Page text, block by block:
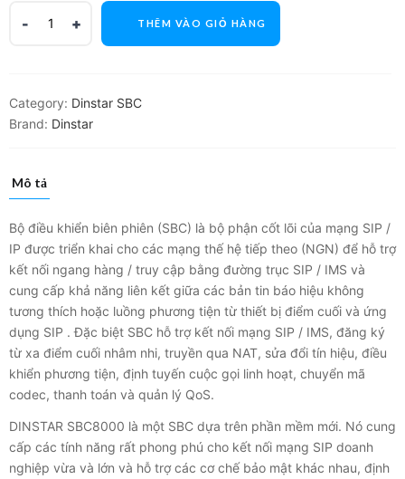
THÊM VÀO GIỎ HÀNG
Category: Dinstar SBC
Brand: Dinstar
Mô tả
Bộ điều khiển biên phiên (SBC) là bộ phận cốt lõi của mạng SIP /
IP được triển khai cho các mạng thế hệ tiếp theo (NGN) để hỗ trợ
kết nối ngang hàng / truy cập bằng đường trục SIP / IMS và
cung cấp khả năng liên kết giữa các bản tin báo hiệu không
tương thích hoặc luồng phương tiện từ thiết bị điểm cuối và ứng
dụng SIP . Đặc biệt SBC hỗ trợ kết nối mạng SIP / IMS, đăng ký
từ xa điểm cuối nhâm nhi, truyền qua NAT, sửa đổi tín hiệu, điều
khiển phương tiện, định tuyến cuộc gọi linh hoạt, chuyển mã
codec, thanh toán và quản lý QoS.
DINSTAR SBC8000 là một SBC dựa trên phần mềm mới. Nó cung
cấp các tính năng rất phong phú cho kết nối mạng SIP doanh
nghiệp vừa và lớn và hỗ trợ các cơ chế bảo mật khác nhau, định